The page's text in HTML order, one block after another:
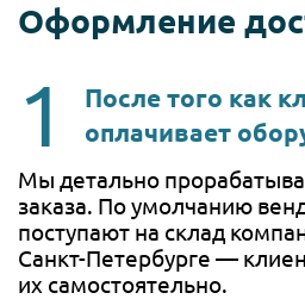
Оформление
После того как
оплачивает
Мы детально
заказа. По умолчанию
поступают на склад
Санкт-Петербурге —
их самостоятельно.